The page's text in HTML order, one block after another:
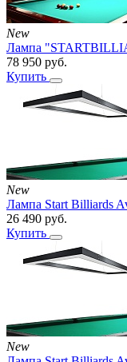
New
Лампа
78 950 руб.
Купить
New
Лампа Start Billiards
26 490 руб.
Купить
New